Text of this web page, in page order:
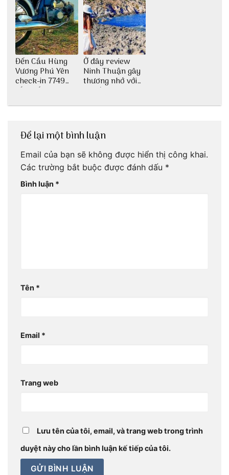
Đến Cầu Hùng
Vương Phú Yên
check-in 7749
tấm sống ảo
Ở đây review
Ninh Thuận gây
thương nhớ với
nét đẹp thiên
Để lại một bình luận
Email của bạn sẽ không được hiển thị công khai.
Các trường bắt buộc được đánh dấu *
Bình luận *
Tên *
Email *
Trang web
Lưu tên của tôi, email, và trang web trong trình
duyệt này cho lần bình luận kế tiếp của tôi.